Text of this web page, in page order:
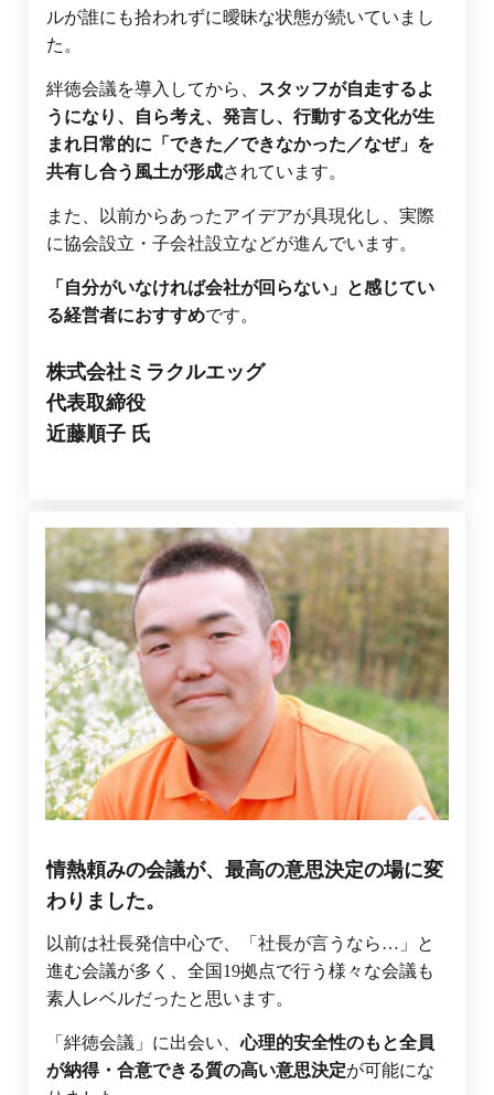
ルが誰にも拾われずに曖昧な状態が続いていまし
た。
絆徳会議を導入してから、
スタッフが自走するよ
うになり、自ら考え、発言し、行動する文化が生
まれ日常的に「できた／できなかった／なぜ」を
共有し合う風土が形成されています。
また、以前からあったアイデアが具現化し、実際
に協会設立・子会社設立などが進んでいます。
「自分がいなければ会社が回らない」と感じてい
る経営者におすすめです。
株式会社ミラクルエッグ
代表取締役
近藤順子 氏
情熱頼みの会議が、最高の意思決定の場に変
わりました。
以前は社長発信中心で、「社長が言うなら…」と
進む会議が多く、全国19拠点で行う様々な会議も
素人レベルだったと思います。
「絆徳会議」に出会い、心理的安全性のもと全員
が納得・合意できる質の高い意思決定が可能にな